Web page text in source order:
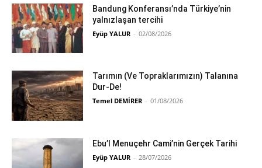
Bandung Konferansı’nda Türkiye’nin
yalnızlaşan tercihi
Eyüp YALUR - 02/08/2026
Tarımın (Ve Topraklarımızın) Talanına
Dur-De!
Temel DEMİRER - 01/08/2026
Ebu’l Menuçehr Cami’nin Gerçek Tarihi
Eyüp YALUR - 28/07/2026